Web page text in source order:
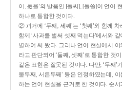
이, 돐을’의 발음인 [돌씨], [돌쓸]이 언어
하나로 통합한 것이다.
② 과거에 ‘두째, 세째’는 ‘첫째’와 함께 차
함께 ‘사과를 벌써 셋째 먹는다’에서와
별하여 써 왔다. 그러나 언어 현실에서 이
라고 판단되어 ‘둘째, 셋째’로 통합한 것
같은 표현은 잘못된 것이다. 다만, ‘두째’
물두째, 서른두째’ 등은 인정하였는데,
하는 언어 현실을 근거로 한 것이다. 순